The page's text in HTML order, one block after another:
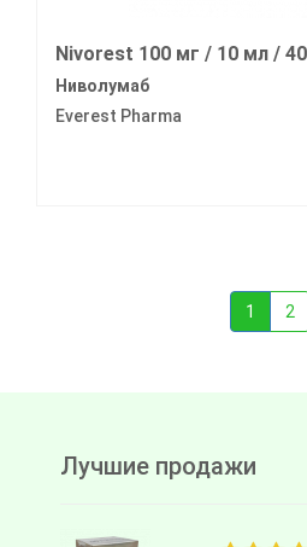
Nivorest 100 мг / 10 мл /
Ниволумаб
Everest Pharma
1 2
Лучшие продажи